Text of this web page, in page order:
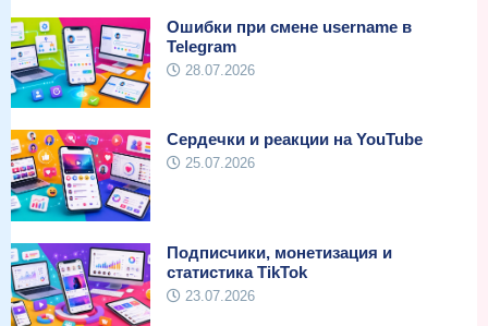
Ошибки при смене username в
Telegram
28.07.2026
Сердечки и реакции на YouTube
25.07.2026
Подписчики, монетизация и
статистика TikTok
23.07.2026